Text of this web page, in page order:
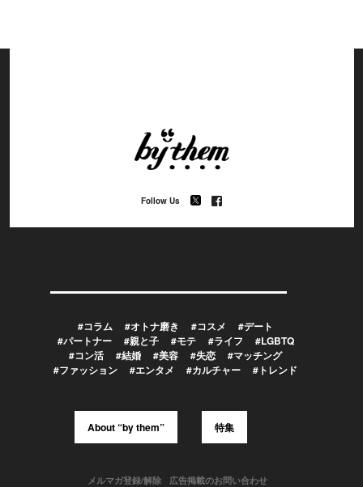
Follow Us
#コラム #オトナ磨き #コスメ
#デート
#パートナー
#親と子 #モテ #ライフ
#LGBTQ
#コン活
#結婚 #美容 #失恋
#マッチング
#ファッション
#エンタメ #カルチャー #トレンド
About “by them” 特集
メルマガ登録/解除 広告掲載のお問い合わせ